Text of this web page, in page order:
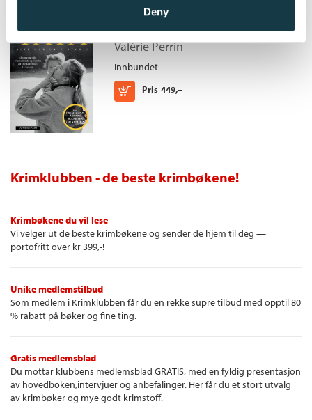
Deny
Valérie Perrin
Innbundet
Pris 449,–
Kjøp
Krimklubben - de beste krimbøkene!
Krimbøkene du vil lese
Vi velger ut de beste krimbøkene og sender de hjem til deg —
portofritt over kr 399,-!
Unike medlemstilbud
Som medlem i Krimklubben får du en rekke supre tilbud med opptil 80
% rabatt på bøker og fine ting.
Gratis medlemsblad
Du mottar klubbens medlemsblad GRATIS, med en fyldig presentasjon
av hovedboken,intervjuer og anbefalinger. Her får du et stort utvalg
av krimbøker og mye godt krimstoff.